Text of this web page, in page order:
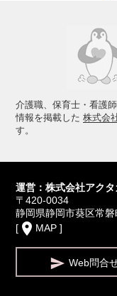
携先｣といいます
当社は、ユーザ
エア、購入した
した検索キーワ
帯端末を通じて
クッキー情報、
情報および特性情
収集します。
ーポリシーに関す
サイトをご覧くだ
ス利用による損害
とします。
個人を特定しない
タのハードウェ
りすることもあ
がどのWebサイ
介護職、保育士・看護
情報を掲載した株式会
す。
運営：株式会社アクタ
〒420-0034
静岡県静岡市葵区常
[ place MAP ]
 Web問合